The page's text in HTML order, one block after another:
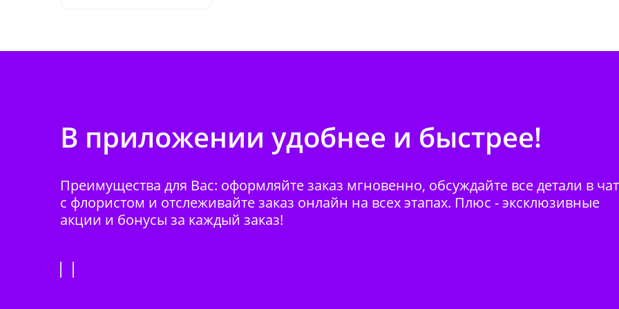
В приложении удобнее и быстрее!
Преимущества для Вас: оформляйте заказ мгновенно, обсуждайте все детали в
с флористом и отслеживайте заказ онлайн на всех этапах. Плюс - эксклюзивные
акции и бонусы за каждый заказ!